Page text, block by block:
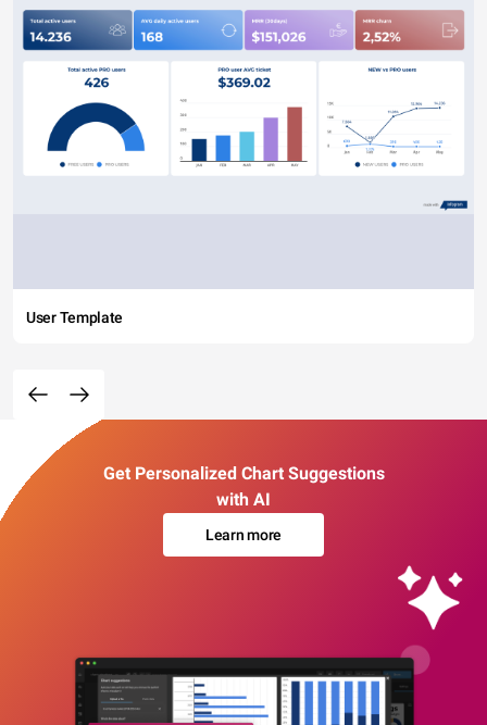
User Template
Get Personalized Chart Suggestions
with AI
Learn more